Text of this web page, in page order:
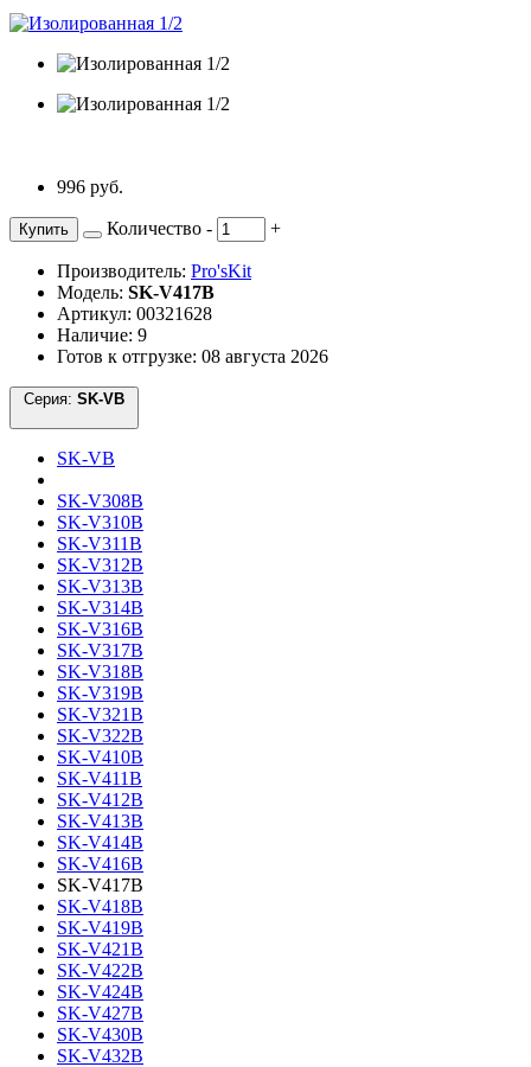
996 руб.
Купить Количество - +
Производитель: Pro'sKit
Модель: SK-V417B
Артикул: 00321628
Наличие: 9
Готов к отгрузке: 08 августа 2026
Серия:
SK-VB
SK-V308B
SK-V310B
SK-V311B
SK-V312B
SK-V313B
SK-V314B
SK-V316B
SK-V317B
SK-V318B
SK-V319B
SK-V321B
SK-V322B
SK-V410B
SK-V411B
SK-V412B
SK-V413B
SK-V414B
SK-V416B
SK-V417B
SK-V418B
SK-V419B
SK-V421B
SK-V422B
SK-V424B
SK-V427B
SK-V430B
SK-V432B